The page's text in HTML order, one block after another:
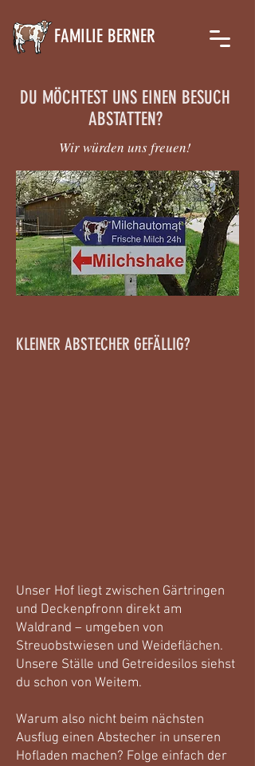
FAMILIE BERNER
DU MÖCHTEST UNS EINEN BESUCH
ABSTATTEN?
Wir würden uns freuen!
KLEINER ABSTECHER GEFÄLLIG?
Unser Hof liegt zwischen Gärtringen
und Deckenpfronn direkt am
Waldrand – umgeben von
Streuobstwiesen und Weideflächen.
Unsere Ställe und Getreidesilos siehst
du schon von Weitem.
Warum also nicht beim nächsten
Ausflug einen Abstecher in unseren
Hofladen machen? Folge einfach der